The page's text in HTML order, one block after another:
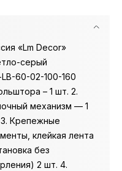
«Lm Decor»
серый
60-02-100-160
– 1 шт. 2.
механизм — 1
Крепежные
клейкая лента
без
2 шт. 4.